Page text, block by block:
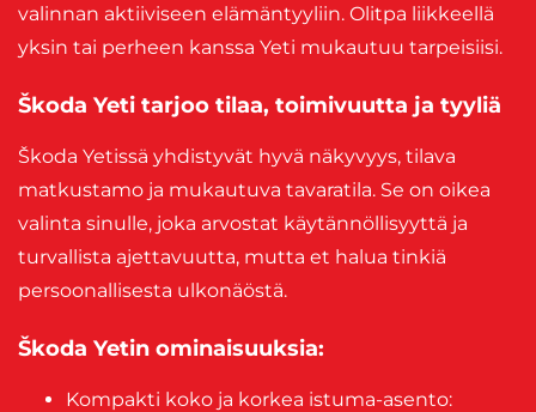
valinnan aktiiviseen elämäntyyliin. Olitpa liikkeellä
yksin tai perheen kanssa Yeti mukautuu tarpeisiisi.
Škoda Yeti tarjoo tilaa, toimivuutta ja tyyliä
Škoda Yetissä yhdistyvät hyvä näkyvyys, tilava
matkustamo ja mukautuva tavaratila. Se on oikea
valinta sinulle, joka arvostat käytännöllisyyttä ja
turvallista ajettavuutta, mutta et halua tinkiä
persoonallisesta ulkonäöstä.
Škoda Yetin ominaisuuksia:
Kompakti koko ja korkea istuma-asento: